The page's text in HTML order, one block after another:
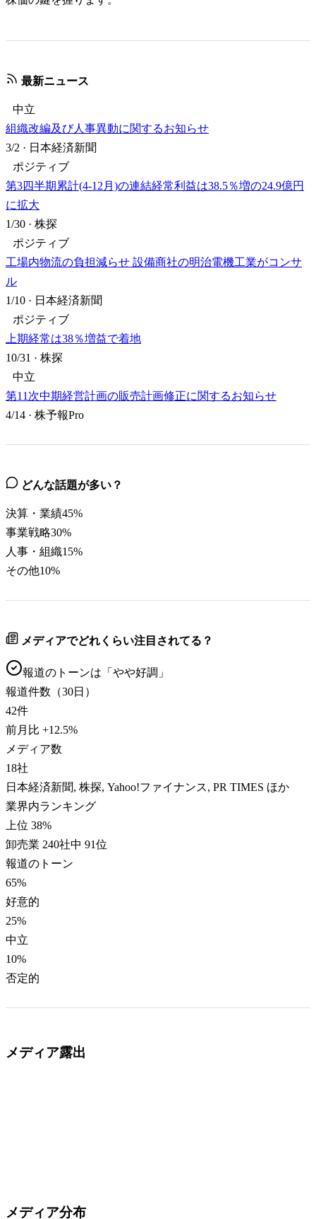
最新ニュース
中立
組織改編及び人事異動に関するお知らせ
3/2 · 日本経済新聞
ポジティブ
第3四半期累計(4-12月)の連結経常利益は38.5％増の24.9億円
に拡大
1/30 · 株探
ポジティブ
工場内物流の負担減らせ 設備商社の明治電機工業がコンサ
ル
1/10 · 日本経済新聞
ポジティブ
上期経常は38％増益で着地
10/31 · 株探
中立
第11次中期経営計画の販売計画修正に関するお知らせ
4/14 · 株予報Pro
どんな話題が多い？
決算・業績45%
事業戦略30%
人事・組織15%
その他10%
メディアでどれくらい注目されてる？
報道のトーンは「 やや好調 」
報道件数（30日）
42件
前月比 +12.5%
メディア数
18社
日本経済新聞, 株探, Yahoo!ファイナンス, PR TIMES ほか
業界内ランキング
上位 38%
卸売業 240社中 91位
報道のトーン
65%
好意的
25%
中立
10%
否定的
メディア露出
メディア分布